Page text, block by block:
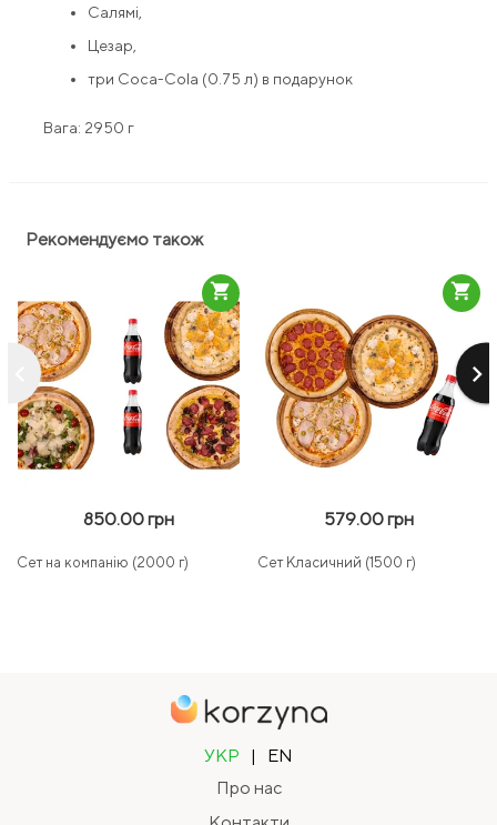
Салямі,
Цезар,
три Coca-Cola (0.75 л) в подарунок
Вага: 2950 г
Рекомендуємо також
keyboard_arrow_right
850.00 грн
Сет на компанію (2000 г)
shopping_cart
579.00 грн
Сет Класичний (1500 г)
shopping_cart
УКР |
EN
Про нас